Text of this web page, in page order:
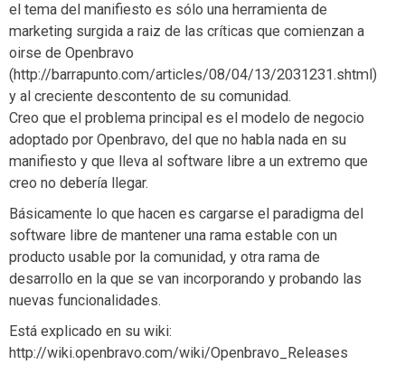
el tema del manifiesto es sólo una herramienta de
marketing surgida a raiz de las críticas que comienzan a
oirse de Openbravo
(http://barrapunto.com/articles/08/04/13/2031231.shtml)
y al creciente descontento de su comunidad.
Creo que el problema principal es el modelo de negocio
adoptado por Openbravo, del que no habla nada en su
manifiesto y que lleva al software libre a un extremo que
creo no debería llegar.
Básicamente lo que hacen es cargarse el paradigma del
software libre de mantener una rama estable con un
producto usable por la comunidad, y otra rama de
desarrollo en la que se van incorporando y probando las
nuevas funcionalidades.
Está explicado en su wiki:
http://wiki.openbravo.com/wiki/Openbravo_Releases